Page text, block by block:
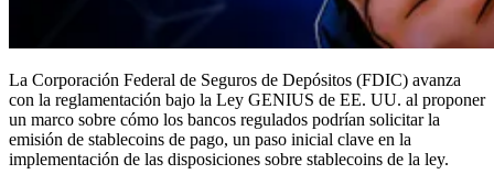
La Corporación Federal de Seguros de Depósitos (FDIC) avanza
con la reglamentación bajo la Ley GENIUS de EE. UU. al proponer
un marco sobre cómo los bancos regulados podrían solicitar la
emisión de stablecoins de pago, un paso inicial clave en la
implementación de las disposiciones sobre stablecoins de la ley.